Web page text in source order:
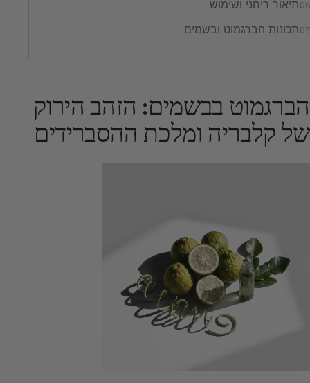
תיאור ריחני ושימוש
תכונות הברגמוט ובשמים
הברגמוט בבשמים: הזהב הירוק
של קלבריה ומלכת ההסברידים